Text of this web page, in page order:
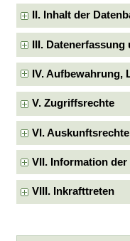
II. Inhalt der
III.
IV. Aufbewahrung,
V. Zugriffsrechte
VI. Auskunftsrechte
VII. Information
VIII. Inkrafttreten